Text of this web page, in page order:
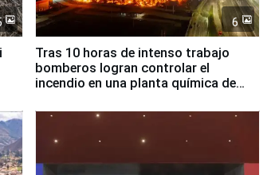
6
Tras 10 horas de intenso trabajo
bomberos logran controlar el
incendio en una planta química de